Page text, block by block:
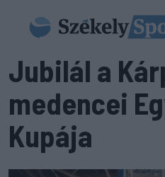
Jubilál a
medencei
Kupája